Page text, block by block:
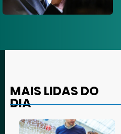
MAIS LIDAS DO
DIA